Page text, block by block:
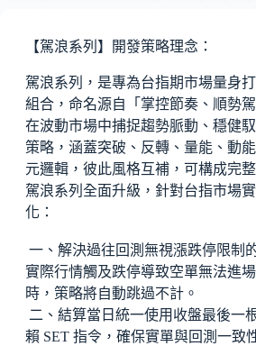
【駕浪系列】開發策略理念：
駕浪系列，是專為台指期市場量身
組合，命名源自「掌控節奏、順勢
在波動市場中捕捉趨勢脈動、穩健
策略，涵蓋突破、反轉、量能、動
元邏輯，彼此風格互補，可構成完
駕浪系列全面升級，針對台指市場
化：
一、解決過往回測無視漲跌停限制
實際行情觸及跌停導致空單無法進
時，策略將自動跳過不計。
二、結算當日統一使用收盤最後一
賴 SET 指令，確保實單與回測一致